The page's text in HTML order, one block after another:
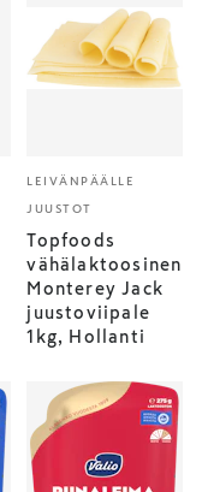
LEIVÄNPÄÄLLE
JUUSTOT
Topfoods
vähälaktoosinen
Monterey Jack
juustoviipale
1kg, Hollanti